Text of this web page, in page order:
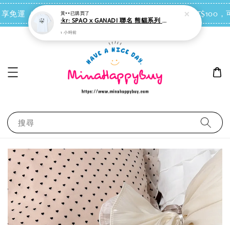
運（台灣離島地區除外） 會員每消費NT$100，
搜尋
黃**已購買了
1 小時前